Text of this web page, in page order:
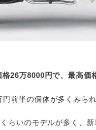
格26万8000円で、最高価
前半の個体が多くみられ
らいのモデルが多く、